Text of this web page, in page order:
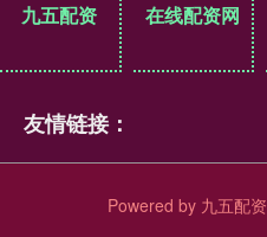
九五配资 在线配资网
友情链接：
Powered by 九五配资